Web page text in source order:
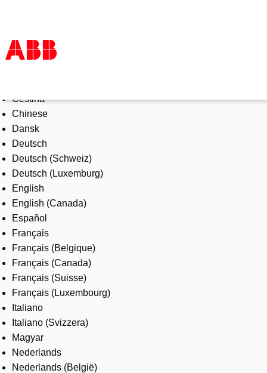
Products & Solutions
Industries
Services
About us
Where to buy
Contact us
Careers
Čeština
Chinese
Dansk
Deutsch
Deutsch (Schweiz)
Deutsch (Luxemburg)
English
English (Canada)
Español
Français
Français (Belgique)
Français (Canada)
Français (Suisse)
Français (Luxembourg)
Italiano
Italiano (Svizzera)
Magyar
Nederlands
Nederlands (België)